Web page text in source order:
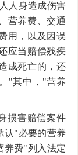
人身造成伤害
营养费、交通
用，以及因误
应当赔偿残疾
成死亡的，还
"其中，"营养
损害赔偿案件
认"必要的营养
养费"列入法定